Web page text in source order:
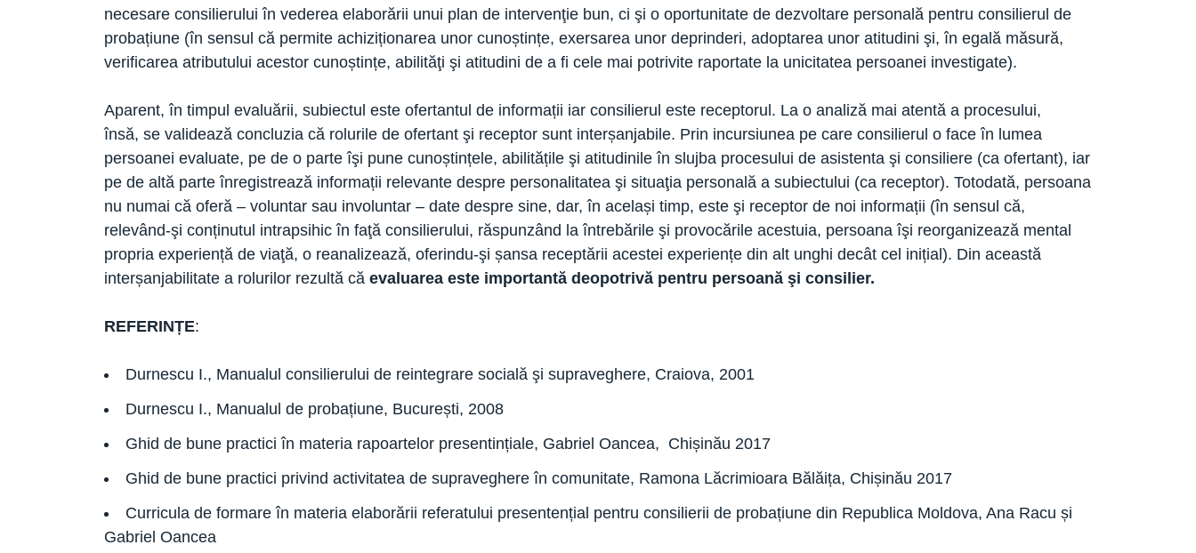
necesare consilierului în vederea elaborării unui plan de intervenţie bun, ci şi o oportunitate de dezvoltare personală pentru consilierul de
probațiune (în sensul că permite achiziționarea unor cunoștințe, exersarea unor deprinderi, adoptarea unor atitudini şi, în egală măsură,
verificarea atributului acestor cunoștințe, abilităţi şi atitudini de a fi cele mai potrivite raportate la unicitatea persoanei investigate).
Aparent, în timpul evaluării, subiectul este ofertantul de informații iar consilierul este receptorul. La o analiză mai atentă a procesului,
însă, se validează concluzia că rolurile de ofertant şi receptor sunt interșanjabile. Prin incursiunea pe care consilierul o face în lumea
persoanei evaluate, pe de o parte îşi pune cunoștințele, abilitățile şi atitudinile în slujba procesului de asistenta şi consiliere (ca ofertant), iar
pe de altă parte înregistrează informații relevante despre personalitatea şi situaţia personală a subiectului (ca receptor). Totodată, persoana
nu numai că oferă – voluntar sau involuntar – date despre sine, dar, în același timp, este şi receptor de noi informații (în sensul că,
relevând-şi conținutul intrapsihic în faţă consilierului, răspunzând la întrebările şi provocările acestuia, persoana îşi reorganizează mental
propria experiență de viaţă, o reanalizează, oferindu-şi șansa receptării acestei experiențe din alt unghi decât cel inițial). Din această
interșanjabilitate a rolurilor rezultă că evaluarea este importantă deopotrivă pentru persoană şi consilier.
REFERINȚE:
Durnescu I., Manualul consilierului de reintegrare socială şi supraveghere, Craiova, 2001
Durnescu I., Manualul de probațiune, București, 2008
Ghid de bune practici în materia rapoartelor presentințiale, Gabriel Oancea, Chișinău 2017
Ghid de bune practici privind activitatea de supraveghere în comunitate, Ramona Lăcrimioara Bălăița, Chișinău 2017
Curricula de formare în materia elaborării referatului presentențial pentru consilierii de probațiune din Republica Moldova, Ana Racu și
Gabriel Oancea